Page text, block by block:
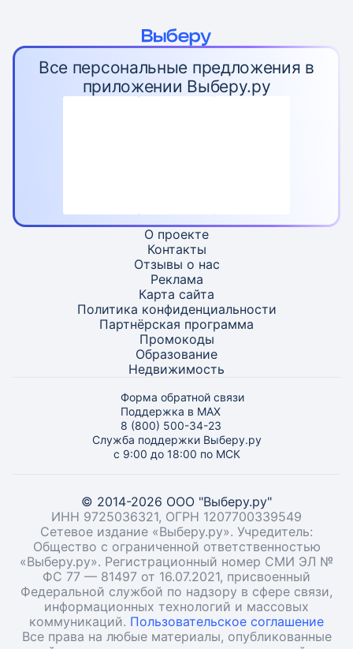
Все персональные предложения в
приложении Выберу.ру
О проекте
Контакты
Отзывы о нас
Реклама
Карта сайта
Политика конфиденциальности
Партнёрская программа
Промокоды
Образование
Недвижимость
Форма обратной связи
Поддержка в MAX
8 (800) 500-34-23
Служба поддержки Выберу.ру
с 9:00 до 18:00 по МСК
© 2014-2026 ООО "Выберу.ру"
ИНН 9725036321, ОГРН 1207700339549
Сетевое издание «Выберу.ру». Учредитель:
Общество с ограниченной ответственностью
«Выберу.ру». Регистрационный номер СМИ ЭЛ №
ФС 77 — 81497 от 16.07.2021, присвоенный
Федеральной службой по надзору в сфере связи,
информационных технологий и массовых
коммуникаций. Пользовательское соглашение
Все права на любые материалы, опубликованные